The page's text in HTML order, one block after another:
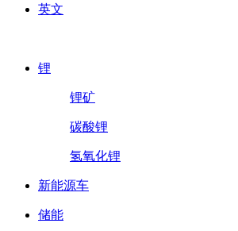
英文
锂
锂矿
碳酸锂
氢氧化锂
新能源车
储能